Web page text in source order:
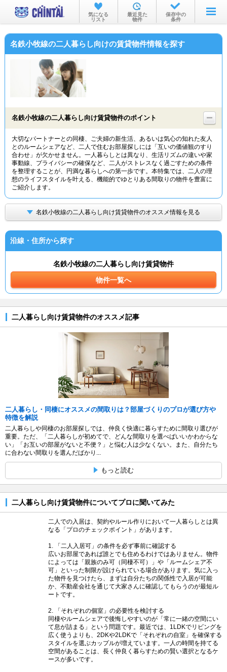
お部屋を探す
沿線・駅から
物件特集から
TOP
気になる
リスト
最近見た
物件
保存中の
条件
名鉄小牧線の二人暮らし向けの賃貸物件情報を探す
名鉄小牧線の二人暮らし向け賃貸物件のポイント
大切なパートナーとの同棲、ご夫婦の新生活、あるいは気心の知れた友人
とのルームシェアなど、二人で住むお部屋探しには「互いの価値観のすり
合わせ」が欠かせません。一人暮らしとは異なり、生活リズムの違いや家
事動線、プライバシーの確保など、二人がストレスなく過ごすための条件
を整理することが、円満な暮らしへの第一歩です。本特集では、二人の理
想のライフスタイルを叶える、機能的でゆとりある間取りの物件を豊富に
ご紹介します。
名鉄小牧線の二人暮らし向け賃貸物件のオススメ情報を見る
沿線・住所から探す
名鉄小牧線の二人暮らし向け賃貸物件
物件一覧へ
二人暮らし向け賃貸物件のオススメ記事
二人暮らし・同棲にオススメの間取りは？部屋づくりのプロが選び方や
特徴を解説
二人暮らしや同棲のお部屋探しでは、仲良く快適に暮らすために間取り選びが
重要。ただ、「二人暮らしが初めてで、どんな間取りを選べばいいかわからな
い」「お互いの部屋がないと不便？」と悩む人は少なくない。また、自分たち
に合わない間取りを選んだばかり...
もっと読む
二人暮らし向け賃貸物件についてプロに聞いてみた
二人での入居は、契約やルール作りにおいて一人暮らしとは異
なる「プロのチェックポイント」があります。
1. 「二人入居可」の条件を必ず事前に確認する
広いお部屋であれば誰とでも住めるわけではありません。物件
によっては「親族のみ可（同棲不可）」や「ルームシェア不
可」といった制限が設けられている場合があります。気に入っ
た物件を見つけたら、まずは自分たちの関係性で入居が可能
か、不動産会社を通じて大家さんに確認してもらうのが最短ル
ートです。
2. 「それぞれの個室」の必要性を検討する
同棲やルームシェアで後悔しやすいのが「常に一緒の空間にい
て息が詰まる」という問題です。最近では、1LDKでリビングを
広く使うよりも、2DKや2LDKで「それぞれの自室」を確保する
スタイルを選ぶカップルが増えています。一人の時間を持てる
空間があることは、長く仲良く暮らすための賢い選択となるケ
ースが多いです。